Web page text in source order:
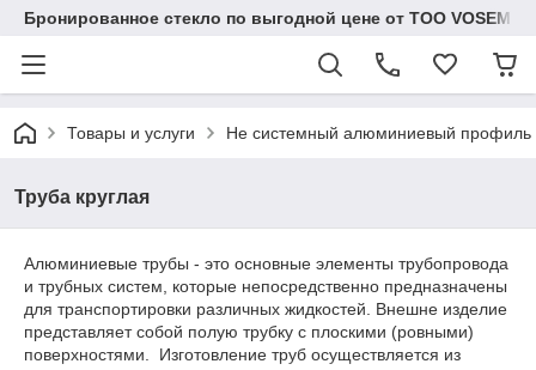
Бронированное стекло по выгодной цене от ТОО VOSEM
Товары и услуги Не системный алюминиевый профиль
Труба круглая
Алюминиевые трубы - это основные элементы трубопровода
и трубных систем, которые непосредственно предназначены
для транспортировки различных жидкостей. Внешне изделие
представляет собой полую трубку с плоскими (ровными)
поверхностями. Изготовление труб осуществляется из